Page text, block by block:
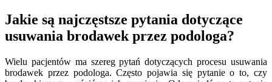
Jakie są najczęstsze pytania dotyczące
usuwania brodawek przez podologa?
Wielu pacjentów ma szereg pytań dotyczących procesu usuwania
brodawek przez podologa. Często pojawia się pytanie o to, czy